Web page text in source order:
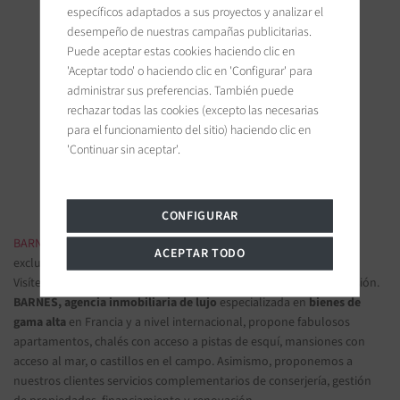
BARNES Deauville
5, Rue Hoche
14800 Deauville, France
BARNES INMOBILIARIA DE LUJO- Las más bellas propiedades
exclusivas y apartamentos de lujo
Visítenos en nuestras oficinas y confíenos sus proyectos de inversión.
BARNES, agencia inmobiliaria de lujoespecializada enbienes de
gama alta en Francia y a nivel internacional, propone fabulosos
apartamentos, chalés con acceso a pistas de esquí, mansiones con
acceso al mar, o castillos en el campo. Asimismo, proponemos a
nuestros clientes servicios complementarios de conserjería, gestión
específicos adaptados a sus proyectos y analizar el
desempeño de nuestras campañas publicitarias.
Puede aceptar estas cookies haciendo clic en
'Aceptar todo' o haciendo clic en 'Configurar' para
administrar sus preferencias. También puede
rechazar todas las cookies (excepto las necesarias
para el funcionamiento del sitio) haciendo clic en
'Continuar sin aceptar'.
CONFIGURAR
ACEPTAR TODO